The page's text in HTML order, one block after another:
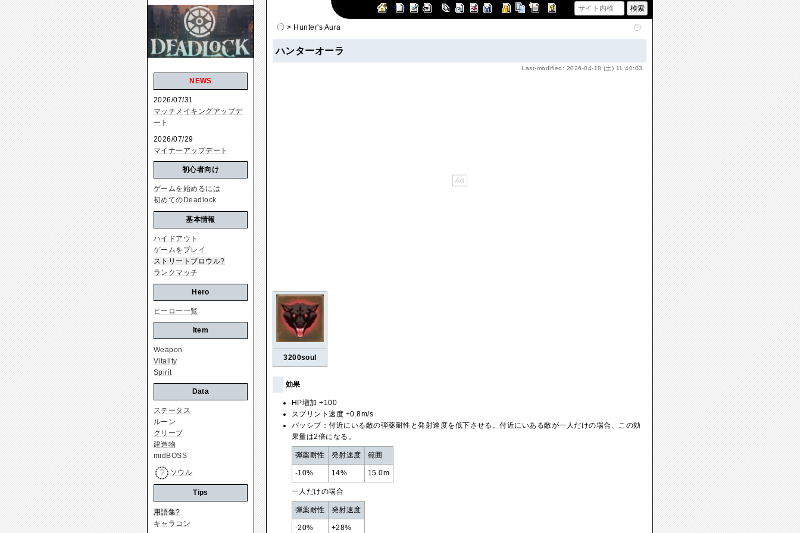
> Hunter's Aura
ハンターオーラ
Last-modified: 2026-04-18 (土) 11:40:03
3200soul
効果
HP増加 +100
スプリント速度 +0.8m/s
パッシブ：付近にいる敵の弾薬耐性と発射速度を低下させる。付近にいある敵が一人だけの場合、この効
果量は2倍になる。
弾薬耐性 発射速度 範囲
-10% 14% 15.0m
一人だけの場合
弾薬耐性 発射速度
-20% +28%
NEWS
2026/07/31
マッチメイキングアップデ
ート
2026/07/29
マイナーアップデート
初心者向け
ゲームを始めるには
初めてのDeadlock
基本情報
ハイドアウト
ゲームをプレイ
ストリートブロウル?
ランクマッチ
Hero
ヒーロー一覧
Item
Weapon
Vitality
Spirit
Data
ステータス
ルーン
クリープ
建造物
midBOSS
ソウル
Tips
用語集?
キャラコン